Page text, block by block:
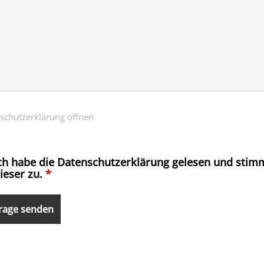
öffnen
habe die Datenschutzerklärung gelesen und
zu. *